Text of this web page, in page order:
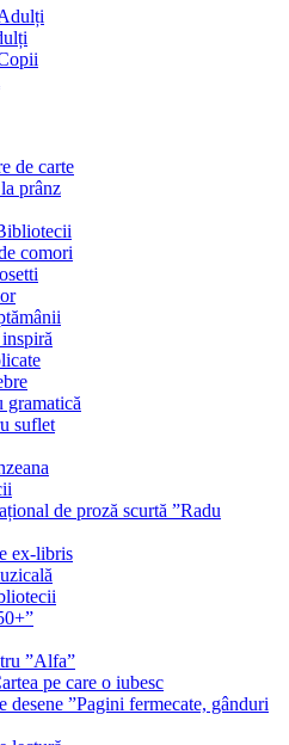
de carte
prânz
comori
suflet
de proză scurtă ”Radu
ex-libris
”Alfa”
pe care o iubesc
desene ”Pagini fermecate, gânduri